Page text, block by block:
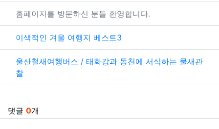
관련자료
홈페이지를 방문하신 분들 환영합니다.
이색적인 겨울 여행지 베스트3
울산철새여행버스 / 태화강과 동천에 서식하는 물새관
찰
댓글 0개